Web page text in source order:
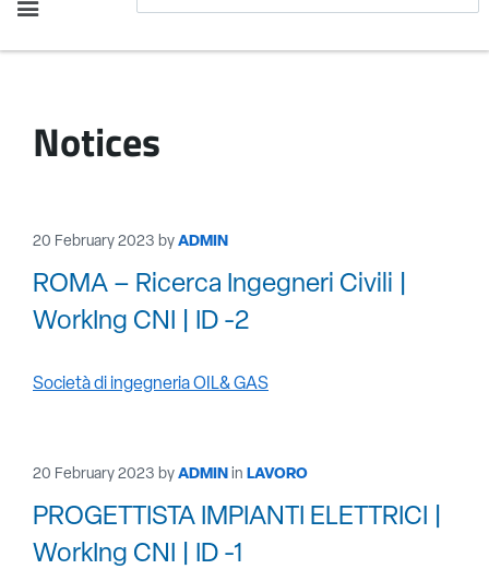
Notices
20 February 2023 by ADMIN
ROMA – Ricerca Ingegneri Civili |
WorkIng CNI | ID -2
Società di ingegneria OIL& GAS
20 February 2023 by ADMIN in LAVORO
PROGETTISTA IMPIANTI ELETTRICI |
WorkIng CNI | ID -1